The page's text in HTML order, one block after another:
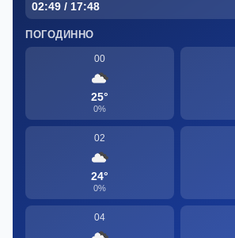
02:49 / 17:48
ПОГОДИННО
00
25°
0%
02
24°
0%
04